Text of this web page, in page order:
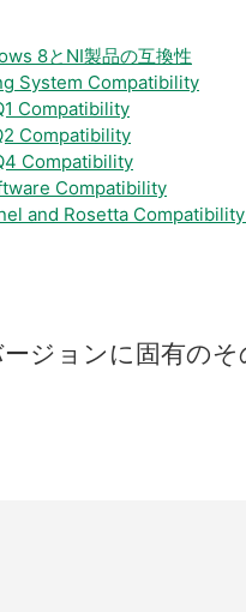
8とNI製品の互換性
System Compatibility
Compatibility
Compatibility
Compatibility
Compatibility
and Rosetta
ジョン に 固有のそ